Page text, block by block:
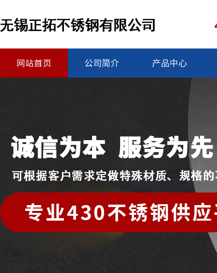
网站首页 公司简介 产品中心